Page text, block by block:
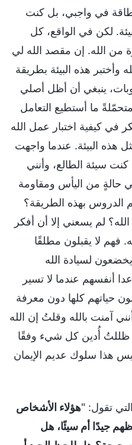
في واجبي، بل كنت
لكن في الواقع، كل
من الله. إن مقصد الله لي
هذه البيئة بطريقة
ينبغي أن أظل أصلي
ما أستطيع التعامل
في كيفية اختبار عمل الله
هذه البيئة. عندما واجهت
سيئة الطالع، وأنني
من اليأس ومقاومة
الدروس بهذه الطريقة؟
لم يسعني إلا أن أفكر
فهم لا يقبلون مطلقًا
يخضعون لسيادة الله
أنفسهم عندما لا تسير
حياتهم كلها دون معرفة
آمنت بالله وقلتُ إن الله
ظللتُ أُدين كل شيء وفقًا
هذا سلوك عديم الإيمان
تقول: "هؤلاء الأشخاص
جيدًا أم سيئًا، هل